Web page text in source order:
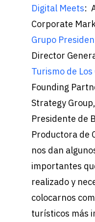
Digital Meets:
Corporate
Grupo
Director
Turismo de Los
Founding
Strategy Group,
Presidente de
Productora de
nos dan
importantes
realizado y
colocarnos
turísticos más